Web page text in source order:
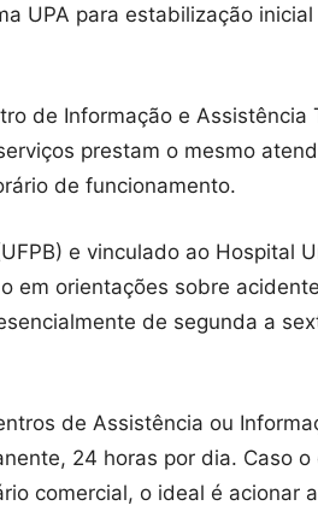
UPA para estabilização
de Informação e Assistência
prestam o mesmo
de funcionamento.
e vinculado ao Hospital
em orientações sobre
de segunda a
de Assistência ou
24 horas por dia. Caso
comercial, o ideal é acionar